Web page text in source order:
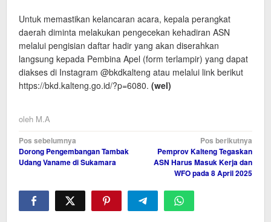
Untuk memastikan kelancaran acara, kepala perangkat
daerah diminta melakukan pengecekan kehadiran ASN
melalui pengisian daftar hadir yang akan diserahkan
langsung kepada Pembina Apel (form terlampir) yang dapat
diakses di Instagram @bkdkalteng atau melalui link berikut
https://bkd.kalteng.go.id/?p=6080. (wel)
oleh M.A
Navigasi
pos
Pos sebelumnya
Dorong Pengembangan Tambak
Udang Vaname di Sukamara
Pos berikutnya
Pemprov Kalteng Tegaskan
ASN Harus Masuk Kerja dan
WFO pada 8 April 2025